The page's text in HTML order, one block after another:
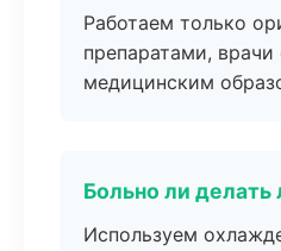
Работаем только
препаратами,
медицинским
Больно ли делать
Используем